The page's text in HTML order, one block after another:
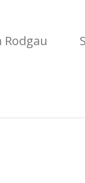
Rodgau